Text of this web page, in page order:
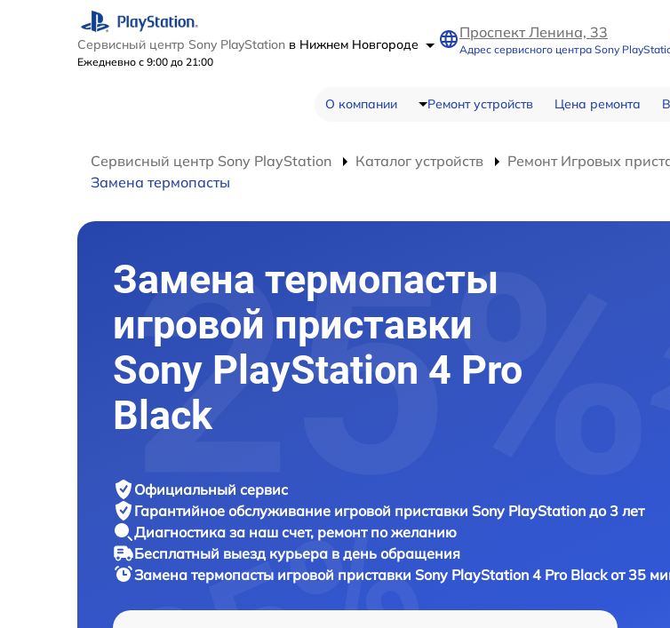
Сервисный центр Sony PlayStation в Нижнем Новгороде
Ежедневно с 9:00 до 21:00
Проспект Ленина, 33
Адрес сервисного центра Sony
О компании Ремонт устройств Цена ремонта
Сервисный центр Sony PlayStation Каталог устройств Ремонт Игровых
Замена термопасты
Замена термопасты
игровой приставки
Sony PlayStation 4 Pro
Black
Официальный сервис
Гарантийное обслуживание игровой приставки Sony PlayStation до 3 лет
Диагностика за наш счет, ремонт по желанию
Бесплатный выезд курьера в день обращения
Замена термопасты игровой приставки Sony PlayStation 4 Pro Black от 35